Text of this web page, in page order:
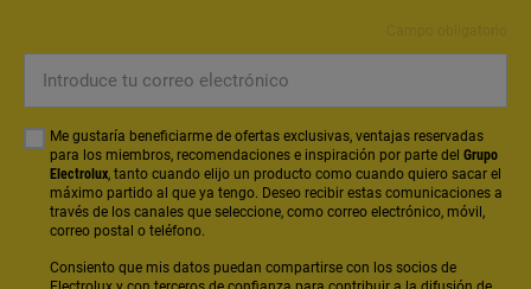
correo
electrónico
Me gustaría beneficiarme de ofertas exclusivas, ventajas reservadas
para los miembros, recomendaciones e inspiración por parte del Grupo
Electrolux, tanto cuando elijo un producto como cuando quiero sacar el
máximo partido al que ya tengo. Deseo recibir estas comunicaciones a
través de los canales que seleccione, como correo electrónico, móvil,
correo postal o teléfono.
Consiento que mis datos puedan compartirse con los socios de